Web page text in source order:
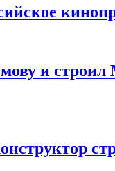
и строил